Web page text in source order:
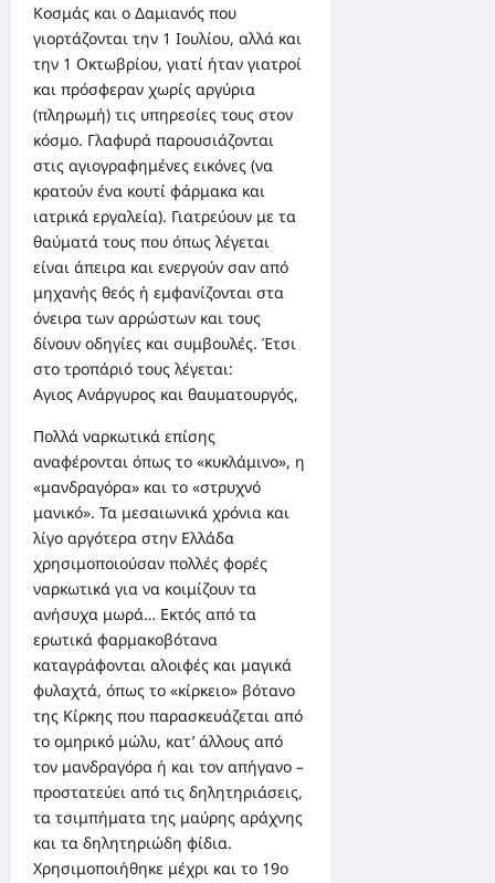
Κοσμάς και ο Δαμιανός που
γιορτάζονται την 1 Ιουλίου, αλλά και
την 1 Οκτωβρίου, γιατί ήταν γιατροί
και πρόσφεραν χωρίς αργύρια
(πληρωμή) τις υπηρεσίες τους στον
κόσμο. Γλαφυρά παρουσιάζονται
στις αγιογραφημένες εικόνες (να
κρατούν ένα κουτί φάρμακα και
ιατρικά εργαλεία). Γιατρεύουν με τα
θαύματά τους που όπως λέγεται
είναι άπειρα και ενεργούν σαν από
μηχανής θεός ή εμφανίζονται στα
όνειρα των αρρώστων και τους
δίνουν οδηγίες και συμβουλές. Έτσι
στο τροπάριό τους λέγεται:
Αγιος Ανάργυρος και θαυματουργός,
Πολλά ναρκωτικά επίσης
αναφέρονται όπως το «κυκλάμινο», η
«μανδραγόρα» και το «στρυχνό
μανικό». Τα μεσαιωνικά χρόνια και
λίγο αργότερα στην Ελλάδα
χρησιμοποιούσαν πολλές φορές
ναρκωτικά για να κοιμίζουν τα
ανήσυχα μωρά… Εκτός από τα
ερωτικά φαρμακοβότανα
καταγράφονται αλοιφές και μαγικά
φυλαχτά, όπως το «κίρκειο» βότανο
της Κίρκης που παρασκευάζεται από
το ομηρικό μώλυ, κατ’ άλλους από
τον μανδραγόρα ή και τον απήγανο –
προστατεύει από τις δηλητηριάσεις,
τα τσιμπήματα της μαύρης αράχνης
και τα δηλητηριώδη φίδια.
Χρησιμοποιήθηκε μέχρι και το 19ο